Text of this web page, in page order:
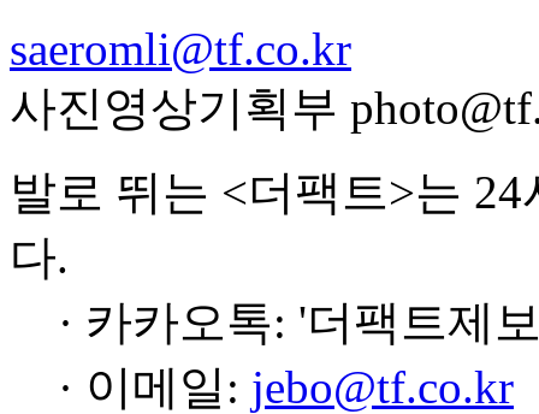
saeromli@tf.co.kr
사진영상기획부
발로 뛰는 <더팩트>는
다.
· 카카오톡: '더팩트제
· 이메일: jebo@tf.co.kr